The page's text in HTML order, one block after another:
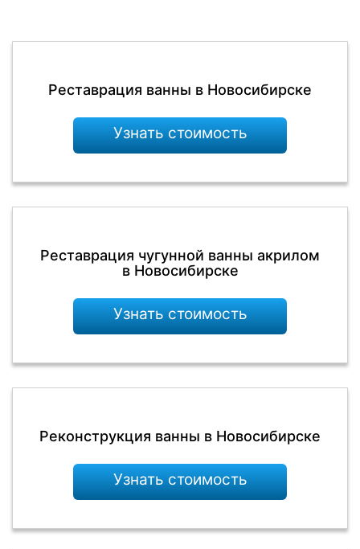
Реставрация ванны в Новосибирске
Узнать стоимость
Реставрация чугунной ванны акрилом
в Новосибирске
Узнать стоимость
Реконструкция ванны в Новосибирске
Узнать стоимость